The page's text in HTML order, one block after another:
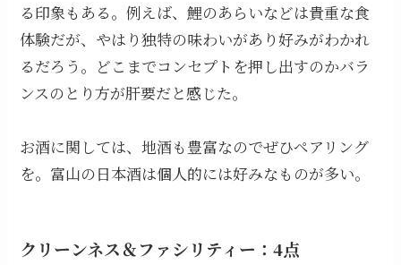
る印象もある。例えば、鯉のあらいなどは貴重な食
体験だが、やはり独特の味わいがあり好みがわかれ
るだろう。どこまでコンセプトを押し出すのかバラ
ンスのとり方が肝要だと感じた。
お酒に関しては、地酒も豊富なのでぜひペアリング
を。富山の日本酒は個人的には好みなものが多い。
クリーンネス＆ファシリティー：4点